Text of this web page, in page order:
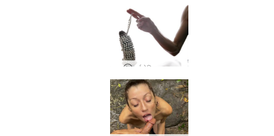
पर्ल पेनिस मसाज